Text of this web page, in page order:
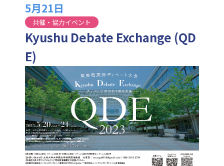
5月21日
共催・協力イベント
Kyushu Debate Exchange (QD
E)